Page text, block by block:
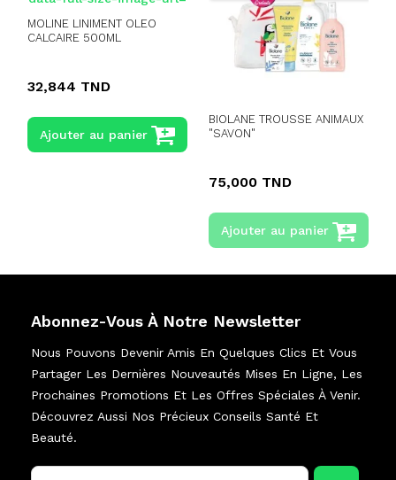
MOLINE LINIMENT OLEO
CALCAIRE 500ML
32,844 TND
Ajouter au panier
BIOLANE TROUSSE ANIMAUX
"SAVON"
75,000 TND
Ajouter au panier
Abonnez-Vous À Notre Newsletter
Nous Pouvons Devenir Amis En Quelques Clics Et Vous
Partager Les Dernières Nouveautés Mises En Ligne, Les
Prochaines Promotions Et Les Offres Spéciales À Venir.
Découvrez Aussi Nos Précieux Conseils Santé Et
Beauté.